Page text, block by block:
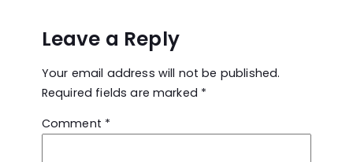
Leave a Reply
Your email address will not be published.
Required fields are marked *
Comment *